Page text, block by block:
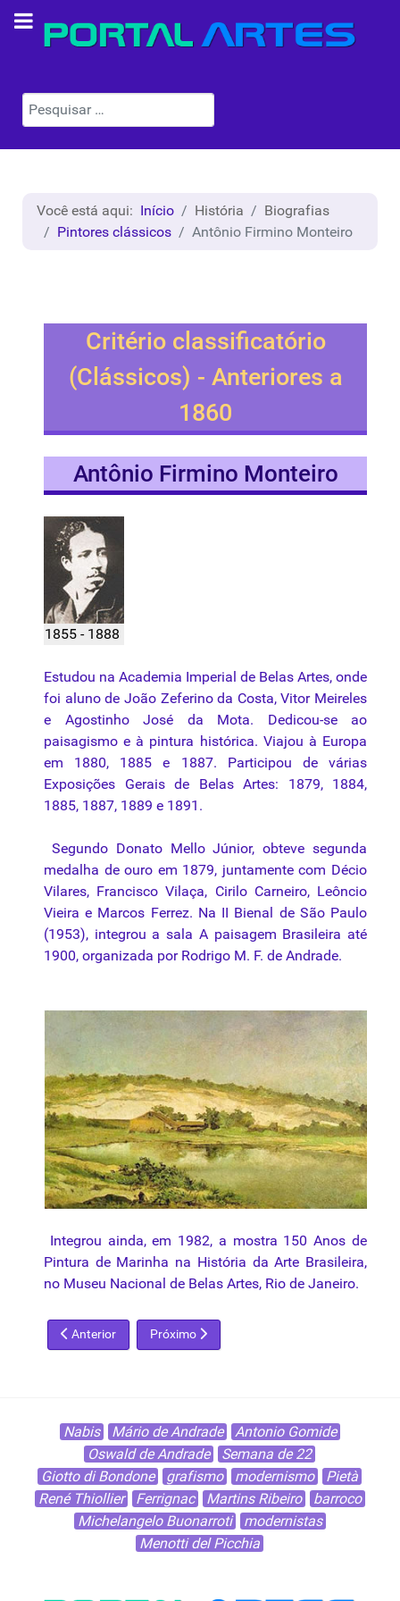
Pesquisar
Você está aqui: Início História
Biografias
Pintores clássicos
Antônio Firmino Monteiro
Critério classificatório
(Clássicos) - Anteriores a
1860
Antônio Firmino Monteiro
1855 - 1888
Estudou na Academia Imperial de Belas Artes, onde
foi aluno de João Zeferino da Costa, Vitor Meireles
e Agostinho José da Mota. Dedicou-se ao
paisagismo e à pintura histórica. Viajou à Europa
em 1880, 1885 e 1887. Participou de várias
Exposições Gerais de Belas Artes: 1879, 1884,
1885, 1887, 1889 e 1891.
Segundo Donato Mello Júnior, obteve segunda
medalha de ouro em 1879, juntamente com Décio
Vilares, Francisco Vilaça, Cirilo Carneiro, Leôncio
Vieira e Marcos Ferrez. Na II Bienal de São Paulo
(1953), integrou a sala A paisagem Brasileira até
1900, organizada por Rodrigo M. F. de Andrade.
Integrou ainda, em 1982, a mostra 150 Anos de
Pintura de Marinha na História da Arte Brasileira,
no Museu Nacional de Belas Artes, Rio de Janeiro.
Artigo anterior: Antoine Watteau
Anterior Próximo artigo: Antoon van Dyck
Próximo
Nabis Mário de Andrade
Antonio Gomide
Oswald de Andrade
Semana de 22
Giotto di Bondone
grafismo modernismo
Pietà
René Thiollier
Ferrignac Martins Ribeiro
barroco
Michelangelo Buonarroti
modernistas
Menotti del Picchia